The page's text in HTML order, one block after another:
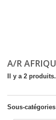
A/R
Il y a 2 produits.
Sous-catégories